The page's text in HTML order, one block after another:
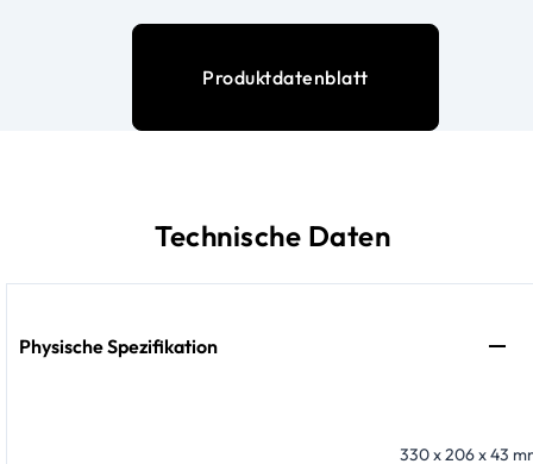
Produktdatenblatt
Technische Daten
Physische Spezifikation
330 x 206 x 43